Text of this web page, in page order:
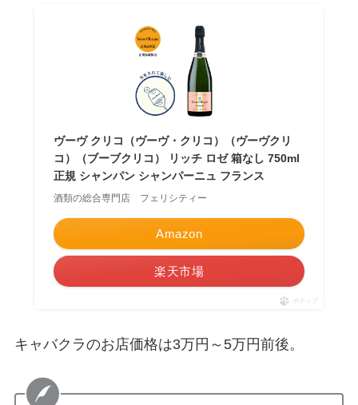
ヴーヴ クリコ（ヴーヴ・クリコ）（ヴーヴクリ
コ）（ブーブクリコ） リッチ ロゼ 箱なし 750ml
正規 シャンパン シャンパーニュ フランス
酒類の総合専門店 フェリシティー
Amazon
楽天市場
ポチップ
キャバクラのお店価格は3万円～5万円前後。